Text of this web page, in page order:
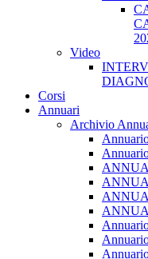
Video
Corsi
Annuari
Archivio